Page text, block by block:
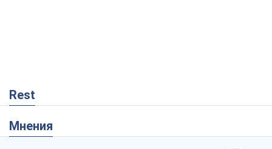
Rest
Мнения